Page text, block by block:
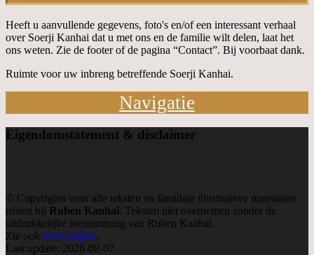
Heeft u aanvullende gegevens, foto's en/of een interessant verhaal
over Soerji Kanhai dat u met ons en de familie wilt delen, laat het
ons weten. Zie de footer of de pagina “Contact”. Bij voorbaat dank.
Ruimte voor uw inbreng betreffende Soerji Kanhai.
Navigatie
Eigendomstatement & disclaimer
© Copyrights voor alle teksten en familiale illustratieve materialen
rusten bij Ruben Kanhai. Teksten niet overnemen zonder de
uitdrukkelijke toestemming van Ruben Kanhai.
Zie ook deze pagina.
Last update: 2026-08-07